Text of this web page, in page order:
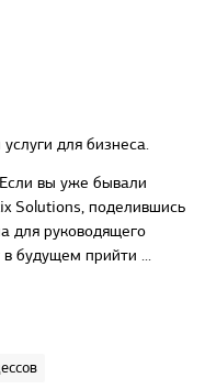
для бизнеса.
вы уже бывали
Solutions, поделившись
для руководящего
в будущем прийти ...